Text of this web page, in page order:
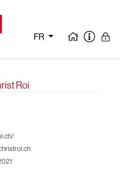
FR
Roi